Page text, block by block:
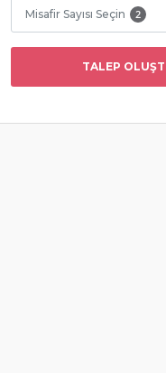
Misafir Sayısı Seçin 2
TALEP